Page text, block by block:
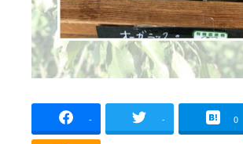
- - 0